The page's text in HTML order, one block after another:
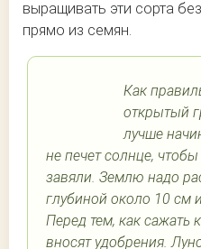
выращивать эти сорта
прямо из семян.
Как
открытый
лучше
не печет солнце,
завяли. Землю надо
глубиной около 10 см
Перед тем, как сажать
вносят удобрения.